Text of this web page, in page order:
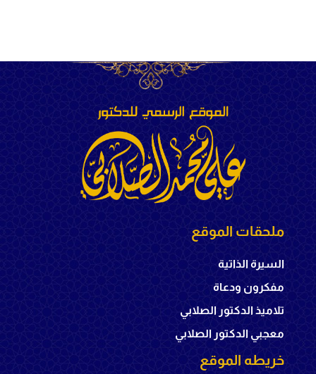
ملحقات الموقع
السيرة الذاتية
مفكرون ودعاة
تلاميذ الدكتور الصلابي
معجبي الدكتور الصلابي
خريطه الموقع